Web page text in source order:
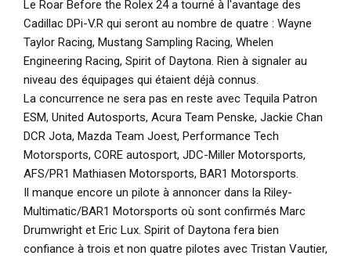
Le Roar Before the Rolex 24 a tourné à l'avantage des
Cadillac DPi-V.R qui seront au nombre de quatre : Wayne
Taylor Racing, Mustang Sampling Racing, Whelen
Engineering Racing, Spirit of Daytona. Rien à signaler au
niveau des équipages qui étaient déjà connus.
La concurrence ne sera pas en reste avec Tequila Patron
ESM, United Autosports, Acura Team Penske, Jackie Chan
DCR Jota, Mazda Team Joest, Performance Tech
Motorsports, CORE autosport, JDC-Miller Motorsports,
AFS/PR1 Mathiasen Motorsports, BAR1 Motorsports.
Il manque encore un pilote à annoncer dans la Riley-
Multimatic/BAR1 Motorsports où sont confirmés Marc
Drumwright et Eric Lux. Spirit of Daytona fera bien
confiance à trois et non quatre pilotes avec Tristan Vautier,